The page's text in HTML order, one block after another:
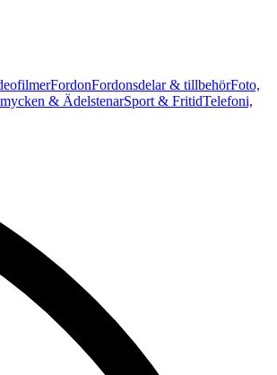
FordonFordonsdelar & tillbehörFoto,
& ÄdelstenarSport & FritidTelefoni,